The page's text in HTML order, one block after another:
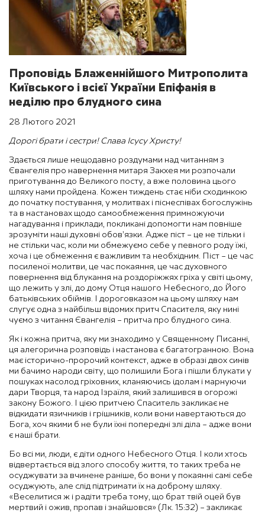
Проповідь Блаженнійшого Митрополита
Київського і всієї України Епіфанія в
неділю про блудного сина
28 Лютого 2021
Дорогі брати і сестри! Слава Ісусу Христу!
Здається лише нещодавно роздумами над читанням з
Євангелія про навернення митаря Закхея ми розпочали
приготування до Великого посту, а вже половина цього
шляху нами пройдена. Кожен тиждень стає ніби сходинкою
до початку постування, у молитвах і піснеспівах богослужінь
та в настановах щодо самообмеження примножуючи
нагадування і приклади, покликані допомогти нам повніше
зрозуміти наші духовні обов’язки. Адже піст – це не тільки і
не стільки час, коли ми обмежуємо себе у певного роду їжі,
хоча і це обмеження є важливим та необхідним. Піст – це час
посиленої молитви, це час покаяння, це час духовного
повернення від блукання на роздоріжжях гріха у світі цьому,
що лежить у злі, до дому Отця нашого Небесного, до Його
батьківських обіймів. І дороговказом на цьому шляху нам
слугує одна з найбільш відомих притч Спасителя, яку нині
чуємо з читання Євангелія – притча про блудного сина.
Як і кожна притча, яку ми знаходимо у Священному Писанні,
ця алегорична розповідь і настанова є багатогранною. Вона
має історично-пророчий контекст, адже в образі двох синів
ми бачимо народи світу, що полишили Бога і пішли блукати у
пошуках насолод гріховних, кланяючись ідолам і марнуючи
дари Творця, та народ Ізраїля, який залишився в огорожі
закону Божого. І цією притчею Спаситель закликає не
відкидати язичників і грішників, коли вони навертаються до
Бога, хоч якими б не були їхні попередні злі діла – адже вони
є наші брати.
Бо всі ми, люди, є діти одного Небесного Отця. І коли хтось
відвертається від злого способу життя, то таких треба не
осуджувати за вчинене раніше, бо вони у покаянні самі себе
осуджують, але слід підтримати їх на доброму шляху.
«Веселитися ж і радіти треба тому, що брат твій оцей був
мертвий і ожив, пропав і знайшовся» (Лк. 15:32) – закликає